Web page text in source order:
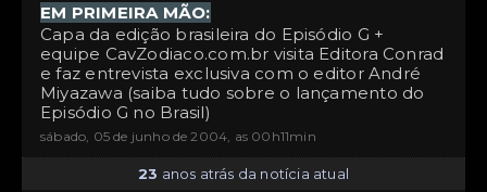
EM PRIMEIRA MÃO:
Capa da edição brasileira do Episódio G +
equipe CavZodiaco.com.br visita Editora Conrad
e faz entrevista exclusiva com o editor André
Miyazawa (saiba tudo sobre o lançamento do
Episódio G no Brasil)
sábado, 05 de junho de 2004, as 00h11min
23 anos atrás da notícia atual